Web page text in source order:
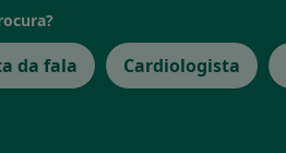
da fala Cardiologista